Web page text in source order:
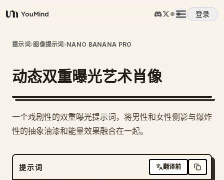
YouMind
登录
概览
使用案例
定价
提示词› 图像提示词 ›NANO BANANA PRO
动态双重曝光艺术肖像
一个戏剧性的双重曝光提示词，将男性和女性侧影与爆炸
性的抽象油漆和能量效果融合在一起。
提示词 翻译前